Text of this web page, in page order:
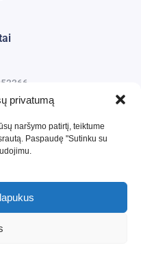
privatumą
naršymo patirtį, teiktume
Paspaudę "Sutinku su